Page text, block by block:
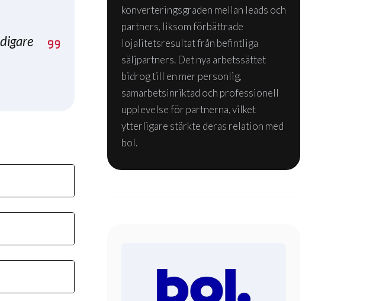
konverteringsgraden mellan leads och
partners, liksom förbättrade
lojalitetsresultat från befintliga
säljpartners. Det nya arbetssättet
bidrog till en mer personlig,
samarbetsinriktad och professionell
upplevelse för partnerna, vilket
ytterligare stärkte deras relation med
bol.